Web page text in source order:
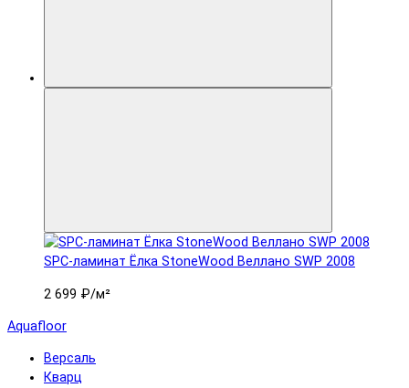
SPC-ламинат Ëлка StoneWood Веллано SWP 2008
2 699 ₽/м²
Aquafloor
Версаль
Кварц